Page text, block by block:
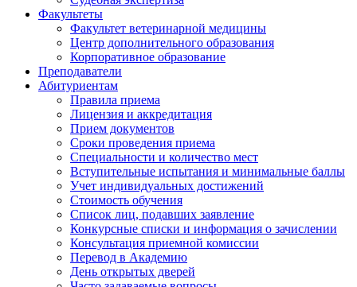
Факультеты
Факультет ветеринарной медицины
Центр дополнительного образования
Корпоративное образование
Преподаватели
Абитуриентам
Правила приема
Лицензия и аккредитация
Прием документов
Сроки проведения приема
Специальности и количество мест
Вступительные испытания и минимальные баллы
Учет индивидуальных достижений
Стоимость обучения
Список лиц, подавших заявление
Конкурсные списки и информация о зачислении
Консультация приемной комиссии
Перевод в Академию
День открытых дверей